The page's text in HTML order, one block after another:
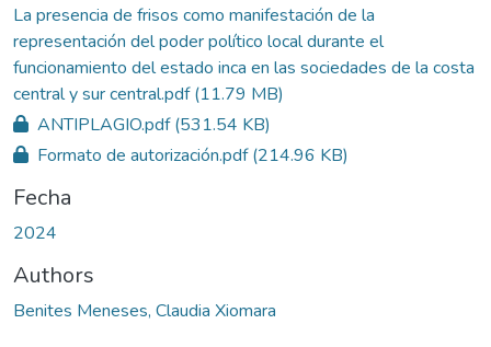
La presencia de frisos como manifestación de la
representación del poder político local durante el
funcionamiento del estado inca en las sociedades de la costa
central y sur central.pdf(11.79 MB)
ANTIPLAGIO.pdf(531.54 KB)
Formato de autorización.pdf(214.96 KB)
Fecha
2024
Authors
Benites Meneses, Claudia Xiomara